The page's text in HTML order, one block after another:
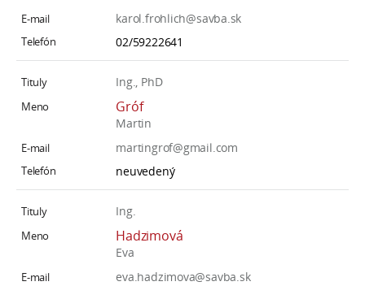
karol.frohlich@savba.sk
02/59222641
Ing., PhD
Gróf
Martin
martingrof@gmail.com
neuvedený
Ing.
Hadzimová
Eva
eva.hadzimova@savba.sk